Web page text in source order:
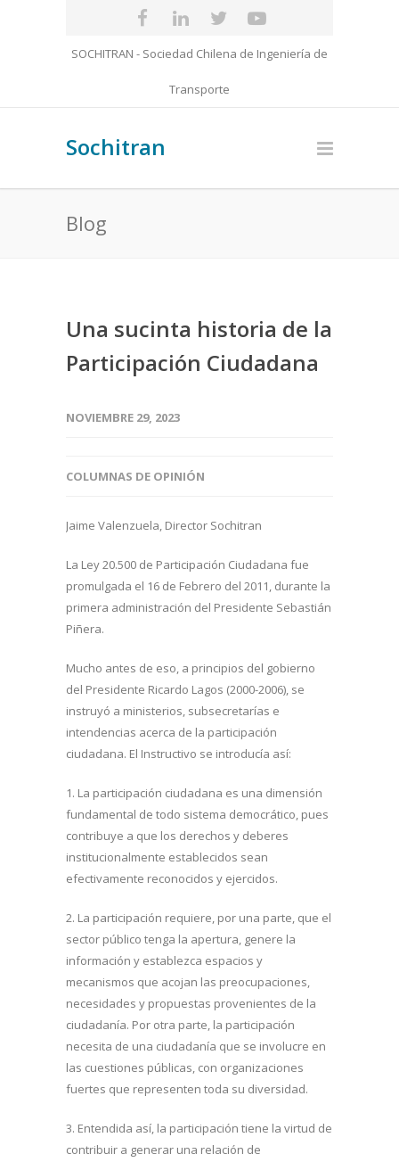
SOCHITRAN - Sociedad Chilena de Ingeniería de
Transporte
Sochitran
Blog
Una sucinta historia de la
Participación Ciudadana
NOVIEMBRE 29, 2023
COLUMNAS DE OPINIÓN
Jaime Valenzuela, Director Sochitran
La Ley 20.500 de Participación Ciudadana fue
promulgada el 16 de Febrero del 2011, durante la
primera administración del Presidente Sebastián
Piñera.
Mucho antes de eso, a principios del gobierno
del Presidente Ricardo Lagos (2000-2006), se
instruyó a ministerios, subsecretarías e
intendencias acerca de la participación
ciudadana. El Instructivo se introducía así:
1. La participación ciudadana es una dimensión
fundamental de todo sistema democrático, pues
contribuye a que los derechos y deberes
institucionalmente establecidos sean
efectivamente reconocidos y ejercidos.
2. La participación requiere, por una parte, que el
sector público tenga la apertura, genere la
información y establezca espacios y
mecanismos que acojan las preocupaciones,
necesidades y propuestas provenientes de la
ciudadanía. Por otra parte, la participación
necesita de una ciudadanía que se involucre en
las cuestiones públicas, con organizaciones
fuertes que representen toda su diversidad.
3. Entendida así, la participación tiene la virtud de
contribuir a generar una relación de